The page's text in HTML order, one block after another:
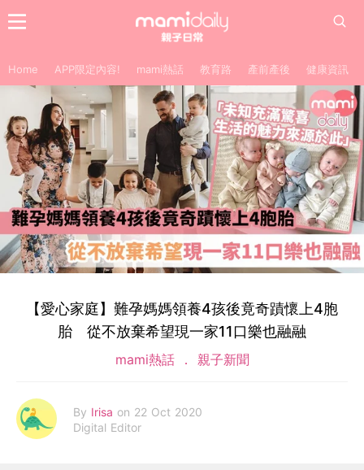
Home APP限定內容! mami熱話 教育路 產前產後 健康資訊
【愛心家庭】難孕媽媽領養4孩後竟奇蹟懷上4胞
胎 從不放棄希望現一家11口樂也融融
mami熱話 親子新聞
By Irisa on 22 Oct 2020
Digital Editor